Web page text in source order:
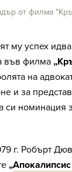
от филма
му успех идва
във филма
на
и за
си номинация
г. Робърт
„Апокалипсис